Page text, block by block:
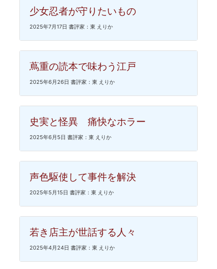
少女忍者が守りたいもの
2025年7月17日 書評家：東 えりか
蔦重の読本で味わう江戸
2025年6月26日 書評家：東 えりか
史実と怪異 痛快なホラー
2025年6月5日 書評家：東 えりか
声色駆使して事件を解決
2025年5月15日 書評家：東 えりか
若き店主が世話する人々
2025年4月24日 書評家：東 えりか